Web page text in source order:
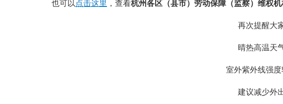
也可以 点击这里 ，查看杭州各区（县市）劳动保障（监察）维权
再次提醒大
晴热高温天
室外紫外线强度
建议减少外